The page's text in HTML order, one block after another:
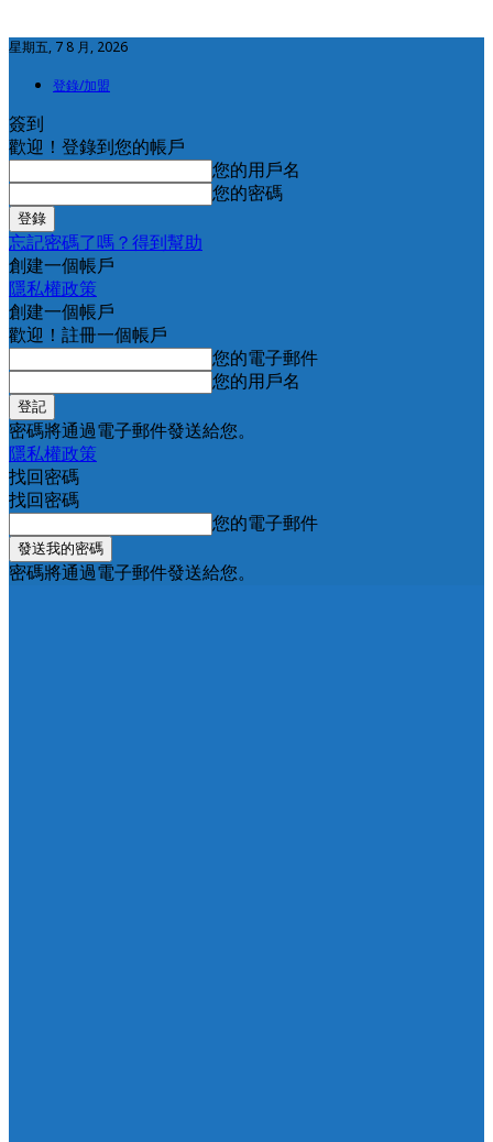
星期五, 7 8 月, 2026
登錄/加盟
簽到
歡迎！登錄到您的帳戶
您的用戶名
您的密碼
忘記密碼了嗎？得到幫助
創建一個帳戶
隱私權政策
創建一個帳戶
歡迎！註冊一個帳戶
您的電子郵件
您的用戶名
密碼將通過電子郵件發送給您。
隱私權政策
找回密碼
找回密碼
您的電子郵件
密碼將通過電子郵件發送給您。